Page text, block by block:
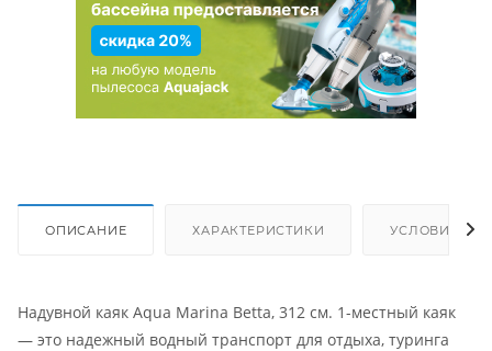
ОПИСАНИЕ ХАРАКТЕРИСТИКИ УСЛОВИЯ
Надувной каяк Aqua Marina Betta, 312 см. 1-местный каяк
— это надежный водный транспорт для отдыха, туринга